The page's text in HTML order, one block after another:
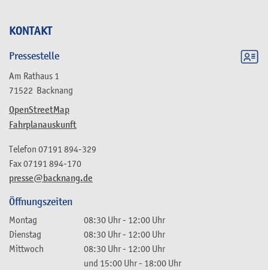
KONTAKT
Pressestelle
Am Rathaus 1
71522 Backnang
OpenStreetMap
Fahrplanauskunft
presse@backnang.de
Telefon 07191 894-329
Fax07191 894-170
Öffnungszeiten
Montag 08:30 Uhr- 12:00 Uhr
Dienstag
08:30 Uhr- 12:00 Uhr
Mittwoch
08:30 Uhr- 12:00 Uhr
und 15:00 Uhr- 18:00 Uhr